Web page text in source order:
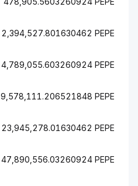
2,394,527.801630462 PEPE
4,789,055.603260924 PEPE
9,578,111.206521848 PEPE
23,945,278.01630462 PEPE
47,890,556.03260924 PEPE